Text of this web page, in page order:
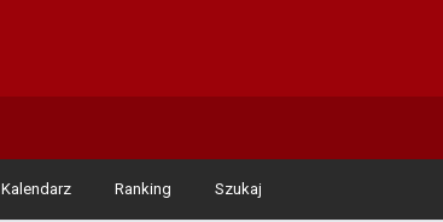
Kalendarz Ranking Szukaj